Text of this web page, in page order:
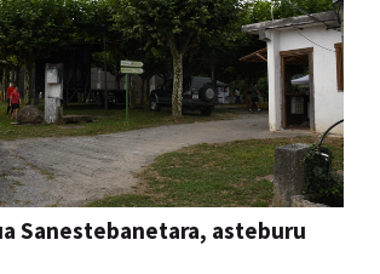
Sanestebanetara, asteburu